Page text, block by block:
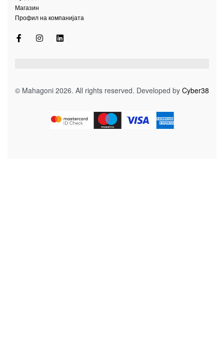
Магазин
Профил на компанијата
© Mahagoni 2026. All rights reserved. Developed by Cyber38